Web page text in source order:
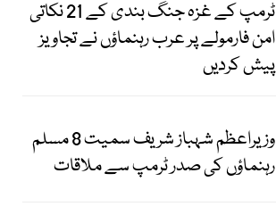
ٹرمپ کے غزہ جنگ بندی کے 21 نکاتی
امن فارمولے پر عرب رہنماؤں نے تجاویز
پیش کردیں
وزیراعظم شہباز شریف سمیت 8 مسلم
رہنماؤں کی صدر ٹرمپ سے ملاقات